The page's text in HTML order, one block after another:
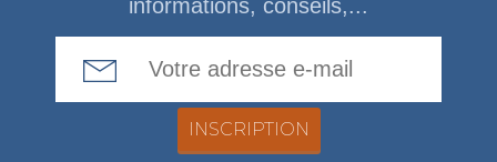
informations, conseils,...